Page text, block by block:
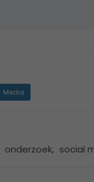
Media
onderzoek, social